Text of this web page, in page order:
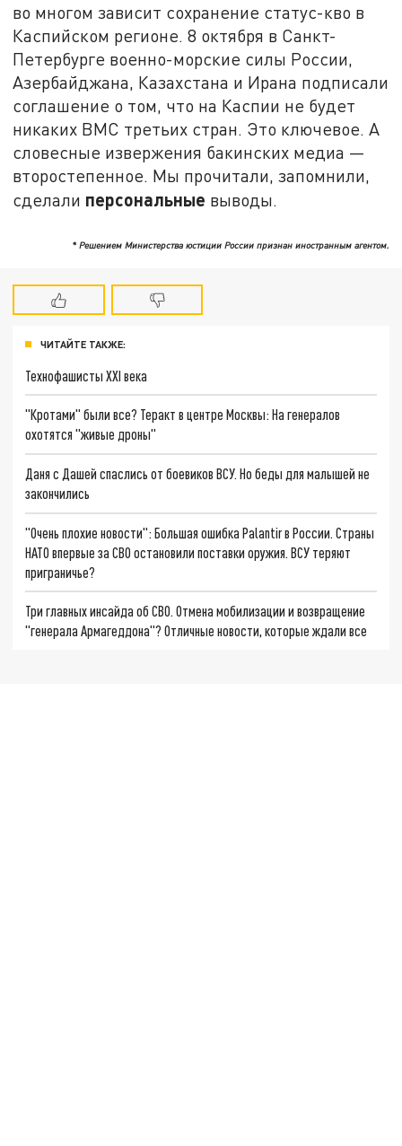
во многом зависит сохранение статус-кво в
Каспийском регионе. 8 октября в Санкт-
Петербурге военно-морские силы России,
Азербайджана, Казахстана и Ирана подписали
соглашение о том, что на Каспии не будет
никаких ВМС третьих стран. Это ключевое. А
словесные извержения бакинских медиа —
второстепенное. Мы прочитали, запомнили,
сделали персональные выводы.
* Решением Министерства юстиции России признан иностранным агентом.
ЧИТАЙТЕ ТАКЖЕ:
Технофашисты XXI века
"Кротами" были все? Теракт в центре Москвы: На генералов
охотятся "живые дроны"
Даня с Дашей спаслись от боевиков ВСУ. Но беды для малышей не
закончились
"Очень плохие новости": Большая ошибка Palantir в России. Страны
НАТО впервые за СВО остановили поставки оружия. ВСУ теряют
приграничье?
Три главных инсайда об СВО. Отмена мобилизации и возвращение
"генерала Армагеддона"? Отличные новости, которые ждали все